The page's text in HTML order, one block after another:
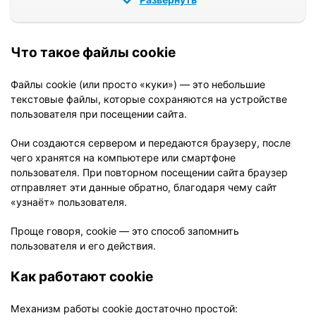
Сеансовые cookie
Технические cookie
Функциональные cookie
Аналитические cookie
Где хранятся cookie
Влияние cookie на SEO
Безопасность файлов cookie
Правовое регулирование cookie
Нужно ли принимать cookie
Когда нужно очищать cookie
Что такое файлы cookie
Файлы cookie (или просто «куки») — это небольшие
текстовые файлы, которые сохраняются на устройстве
пользователя при посещении сайта.
Они создаются сервером и передаются браузеру, после
чего хранятся на компьютере или смартфоне
пользователя. При повторном посещении сайта браузер
отправляет эти данные обратно, благодаря чему сайт
«узнаёт» пользователя.
Проще говоря, cookie — это способ запомнить
пользователя и его действия.
Как работают cookie
Механизм работы cookie достаточно простой: